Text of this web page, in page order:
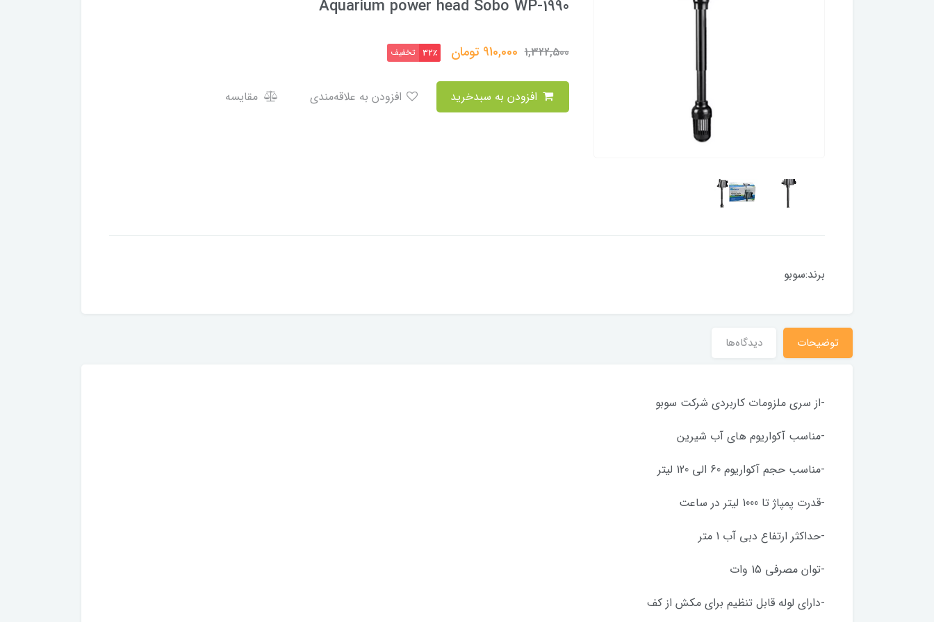
Aquarium power head Sobo WP-1990
1,322,500
910,000 تومان 32٪ تخفیف
مقایسه
برند:سوبو
توضیحات دیدگاه‌ها
-از سری ملزومات کاربردی شرکت سوبو
-مناسب آکواریوم های آب شیرین
-مناسب حجم آکواریوم 60 الی 120 لیتر
-قدرت پمپاژ تا 1000 لیتر در ساعت
-حداکثر ارتفاع دبی آب 1 متر
-توان مصرفی 15 وات
-دارای لوله قابل تنظیم برای مکش از کف